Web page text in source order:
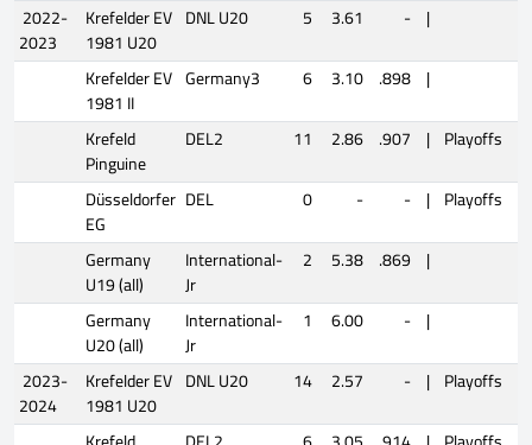
2022-
2023
Krefelder EV
1981 U20
DNL U20 5 3.61 - |
Krefelder EV
1981 II
Germany3 6 3.10 .898 |
Krefeld
Pinguine
DEL2 11 2.86 .907 | Playoffs
Düsseldorfer
EG
DEL 0 - - | Playoffs
Germany
U19 (all)
International-
Jr
2 5.38 .869 |
Germany
U20 (all)
International-
Jr
1 6.00 - |
2023-
2024
Krefelder EV
1981 U20
DNL U20 14 2.57 - | Playoffs